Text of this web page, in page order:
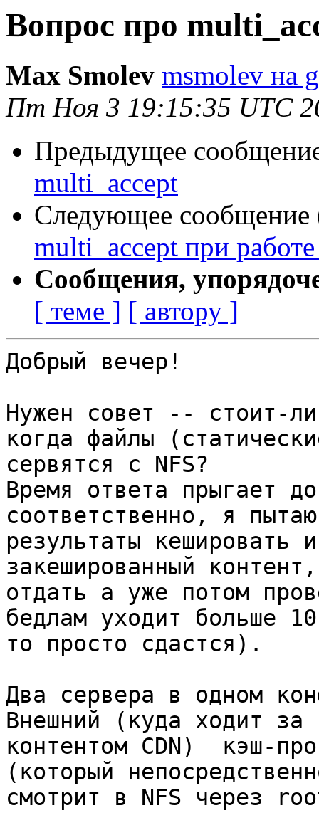
Вопрос про
Max Smolev msmolev на
Пт Ноя 3 19:15:35 UTC
Предыдущее
multi_accept
Следующее сообщение
multi_accept при
Сообщения,
[ теме ] [ автору ]
Добрый вечер!
Нужен совет -- стоит-
когда файлы
сервятся с NFS?
Время ответа прыгает
соответственно, я
результаты кешировать
закешированный
отдать а уже потом
бедлам уходит больше
то просто сдастся).
Два сервера в одном
Внешний (куда ходит за
контентом CDN)  кэш-
(который
смотрит в NFS через